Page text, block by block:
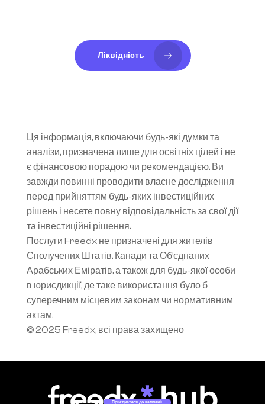
Ліквідність
Ця інформація, включаючи будь-які думки та
аналізи, призначена лише для освітніх цілей і не
є фінансовою порадою чи рекомендацією. Ви
завжди повинні проводити власне дослідження
перед прийняттям будь-яких інвестиційних
рішень і несете повну відповідальність за свої дії
та інвестиційні рішення.
Послуги Freedx не призначені для жителів
Сполучених Штатів, Канади та Об’єднаних
Арабських Еміратів, а також для будь-якої особи
в юрисдикції, де таке використання було б
суперечним місцевим законам чи нормативним
актам.
© 2025 Freedx, всі права захищено
Приєднатися до кампанії